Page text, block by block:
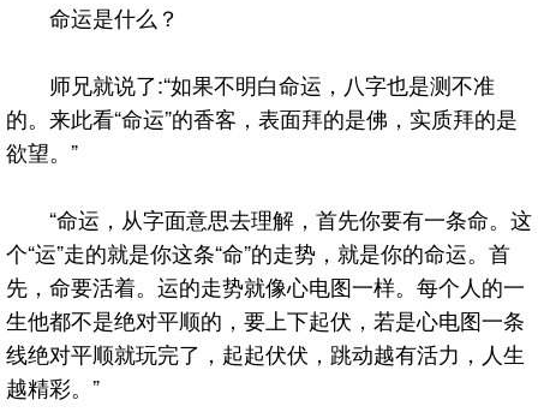
命运是什么？
师兄就说了:“如果不明白命运，八字也是测不准
的。来此看“命运”的香客，表面拜的是佛，实质拜的是
欲望。”
“命运，从字面意思去理解，首先你要有一条命。这
个“运”走的就是你这条“命”的走势，就是你的命运。首
先，命要活着。运的走势就像心电图一样。每个人的一
生他都不是绝对平顺的，要上下起伏，若是心电图一条
线绝对平顺就玩完了，起起伏伏，跳动越有活力，人生
越精彩。”